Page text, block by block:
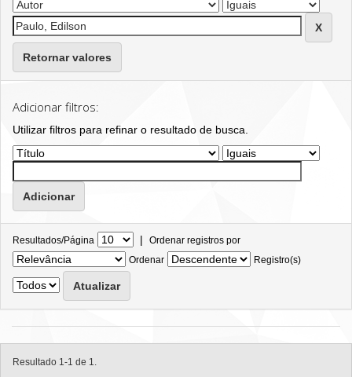
Retornar valores
Adicionar filtros:
Utilizar filtros para refinar o resultado de busca.
Resultados/Página | Ordenar registros por
Ordenar
Registro(s)
Resultado 1-1 de 1.